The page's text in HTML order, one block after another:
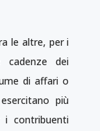
le altre, per i
dei
di affari o
più
i contribuenti